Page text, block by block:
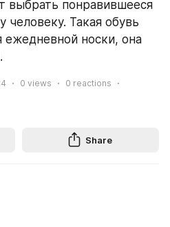
выбрать понравившееся
Такая обувь
ежедневной носки, она
0 views 0 reactions
Share